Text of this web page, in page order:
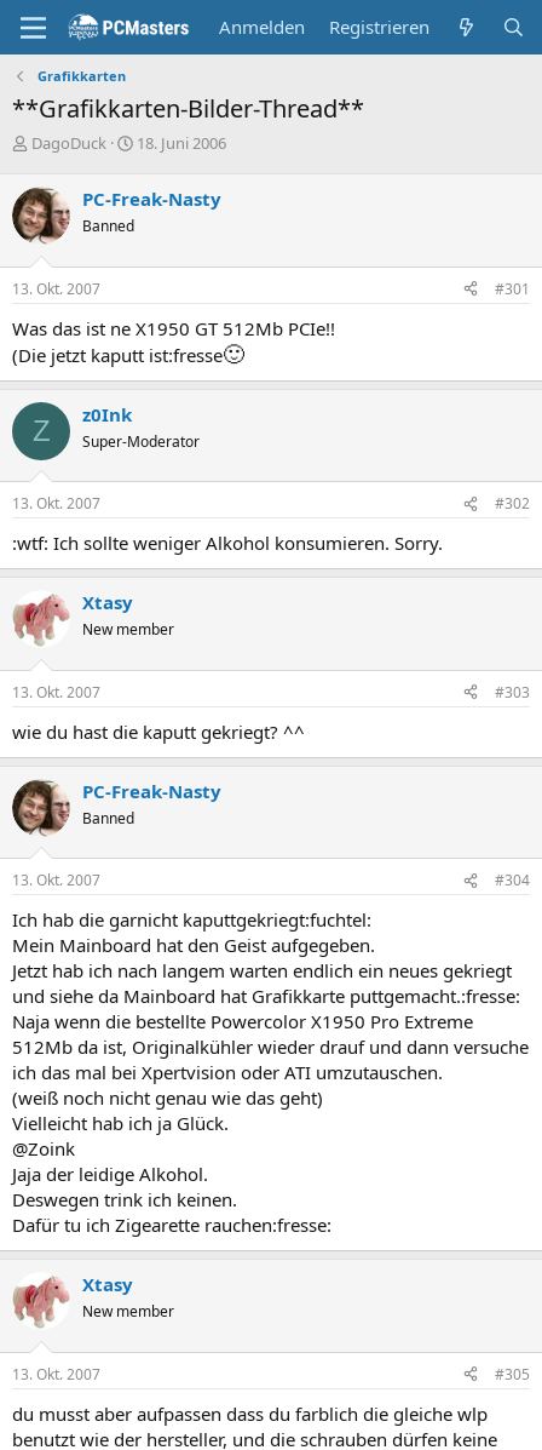
Anmelden Registrieren
Grafikkarten
**Grafikkarten-Bilder-Thread**
E
s
t
e
l
e
DagoDuck
E
t
l
m
18. Juni 2006
PC-Freak-Nasty
Banned
13. Okt. 2007 #301
Was das ist ne X1950 GT 512Mb PCIe!!
(Die jetzt kaputt ist:fresse🙂
Z z0Ink
Super-Moderator
13. Okt. 2007 #302
:wtf: Ich sollte weniger Alkohol konsumieren. Sorry.
Xtasy
New member
13. Okt. 2007 #303
wie du hast die kaputt gekriegt? ^^
PC-Freak-Nasty
Banned
13. Okt. 2007 #304
Ich hab die garnicht kaputtgekriegt:fuchtel:
Mein Mainboard hat den Geist aufgegeben.
Jetzt hab ich nach langem warten endlich ein neues gekriegt
und siehe da Mainboard hat Grafikkarte puttgemacht.:fresse:
Naja wenn die bestellte Powercolor X1950 Pro Extreme
512Mb da ist, Originalkühler wieder drauf und dann versuche
ich das mal bei Xpertvision oder ATI umzutauschen.
(weiß noch nicht genau wie das geht)
Vielleicht hab ich ja Glück.
@Zoink
Jaja der leidige Alkohol.
Deswegen trink ich keinen.
Dafür tu ich Zigearette rauchen:fresse:
Xtasy
New member
13. Okt. 2007 #305
du musst aber aufpassen dass du farblich die gleiche wlp
benutzt wie der hersteller, und die schrauben dürfen keine